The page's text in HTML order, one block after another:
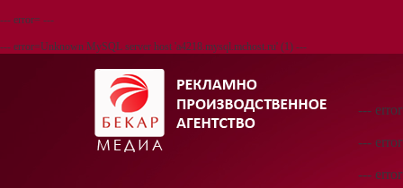
--- error= ---
--- error=Unknown MySQL server host 'a4218.mysql.mchost.ru' (1) ---
---
---
---